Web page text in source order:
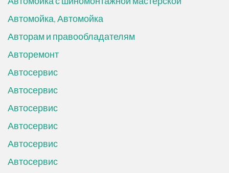
Автомойка, Автомойка
Авторам и правообладателям
Авторемонт
Автосервис
Автосервис
Автосервис
Автосервис
Автосервис
Автосервис